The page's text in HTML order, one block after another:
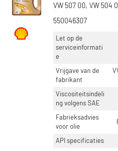
VW 507 00, VW 504
550046307
Let op de
serviceinformati
e
Vrijgave van de
fabrikant
Viscositeitsindeli
ng volgens SAE
Fabrieksadvies
voor olie
API specificaties